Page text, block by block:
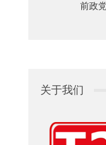
前政
关于我们